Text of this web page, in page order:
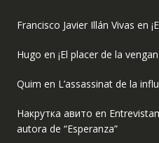
Francisco Javier Illán Vivas en
Hugo en ¡El placer de la
Quim en L’assassinat de la
Накрутка авито en
autora de “Esperanza”